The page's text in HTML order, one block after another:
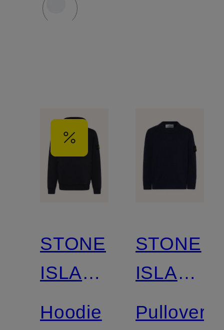
STONE
ISLAND
JUNIOR
Hoodie
STONE
ISLAND
JUNIOR
Pullover